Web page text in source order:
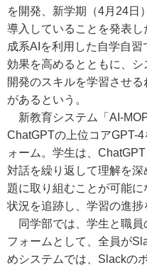
を開発、新学期（4月24日
導入していることを発表し
成系AIを利用した自学自習
効果を高めるとともに、シ
開発のスキルを学習させる
があるという。
新教育システム「AI-
ChatGPTの上位コアGPT-
ォーム。学生は、
対話を繰り返して理解を
題に取り組むことが可能
状況を追跡し、学習の進捗
同学部では、学生と職員
フォームとして、全員が
めシステムでは、Slackの